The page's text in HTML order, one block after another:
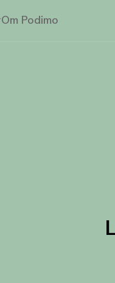
Om Podimo